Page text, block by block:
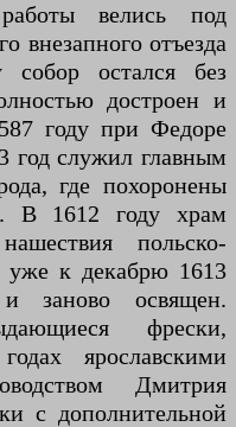
велись под
внезапного отъезда
остался без
достроен и
году при Федоре
год служил главным
где похоронены
В 1612 году храм
польско-
уже к декабрю 1613
заново освящен.
фрески,
ярославскими
Дмитрия
с дополнительной